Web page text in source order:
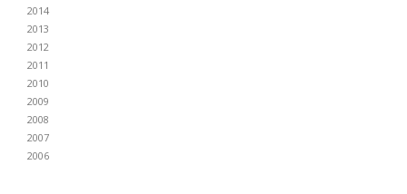
2014
2013
2012
2011
2010
2009
2008
2007
2006